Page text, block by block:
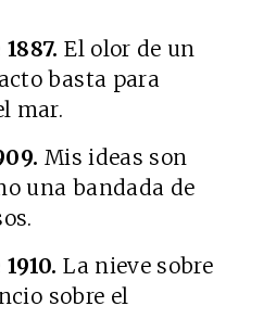
El olor de un
basta para
mar.
Mis ideas son
una bandada de
1910.La nieve sobre
sobre el